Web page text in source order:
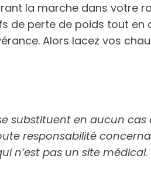
la marche dans votre
de perte de poids tout
Alors lacez vos
substituent en aucun
responsabilité
n’est pas un site médical.